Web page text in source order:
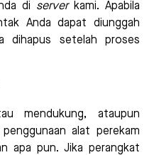
di serverkami. Apabila
Anda dapat diunggah
dihapus setelah proses
mendukung, ataupun
alat perekam
apa pun. Jika perangkat